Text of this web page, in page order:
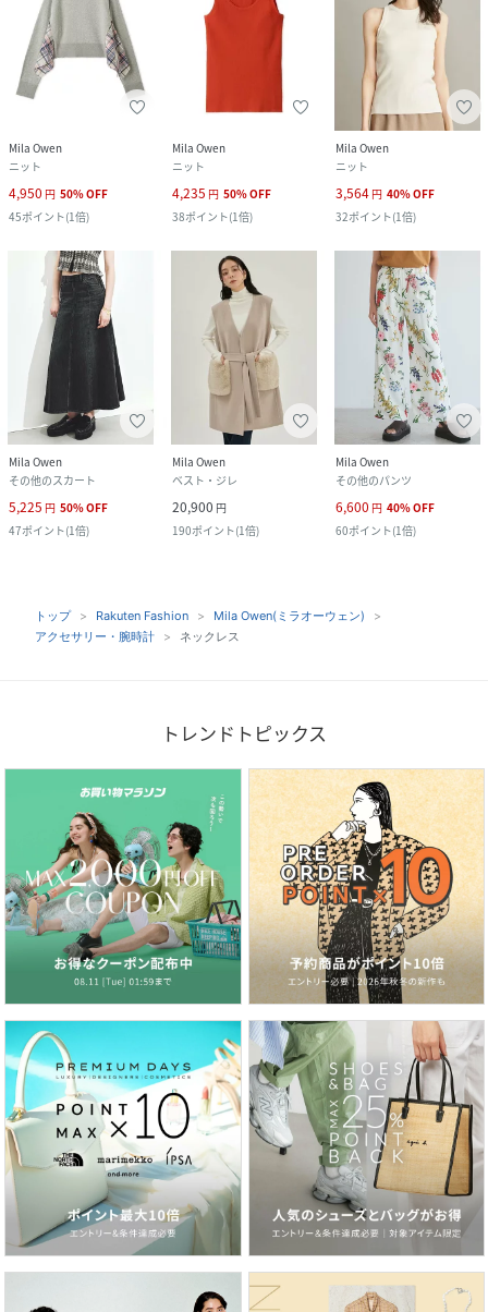
Mila Owen
ニット
4,950 円 50%OFF
45ポイント(1倍)
Mila Owen
ニット
4,235 円 50%OFF
38ポイント(1倍)
Mila Owen
ニット
3,564 円 40%OFF
32ポイント(1倍)
Mila Owen
その他のスカート
5,225 円 50%OFF
47ポイント(1倍)
Mila Owen
ベスト・ジレ
20,900 円
190ポイント(1倍)
Mila Owen
その他のパンツ
6,600 円 40%OFF
60ポイント(1倍)
トップ Rakuten Fashion
Mila Owen(ミラオーウェン)
アクセサリー・腕時計
ネックレス
トレンドトピックス